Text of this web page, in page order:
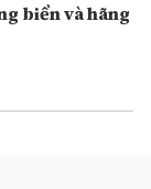
biển và hãng